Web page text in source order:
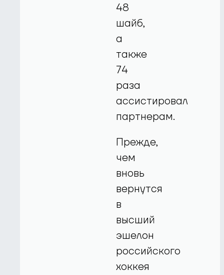
48
шайб,
а
также
74
раза
ассистировал
партнерам.
Прежде,
чем
вновь
вернутся
в
высший
эшелон
российского
хоккея